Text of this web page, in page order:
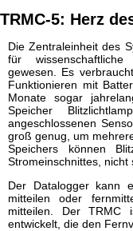
TRMC-5: Herz
Die Zentraleinheit des
für
gewesen. Es
Funktionieren mit
Monate sogar
Speicher
angeschlossenen
groß genug, um
Speichers können
Stromeinschnittes, nicht
Der Datalogger kann
mitteilen oder
mitteilen. Der TRMC
entwickelt, die den